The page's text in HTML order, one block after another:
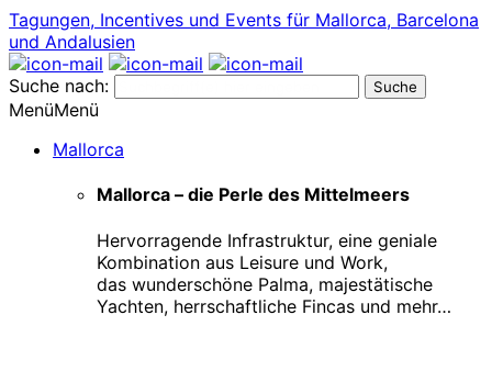
Tagungen, Incentives und Events für Mallorca, Barcelona
und Andalusien
Suche nach:
MenüMenü
Mallorca
Mallorca – die Perle des Mittelmeers
Hervorragende Infrastruktur, eine geniale
Kombination aus Leisure und Work,
das wunderschöne Palma, majestätische
Yachten, herrschaftliche Fincas und mehr…